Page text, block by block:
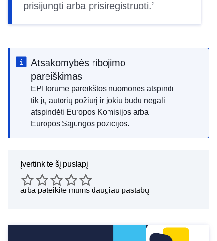
prisijungti arba prisiregistruoti.
Atsakomybės ribojimo
pareiškimas
EPI forume pareikštos nuomonės atspindi
tik jų autorių požiūrį ir jokiu būdu negali
atspindėti Europos Komisijos arba
Europos Sąjungos pozicijos.
Įvertinkite šį puslapį
arba pateikite mums daugiau pastabų